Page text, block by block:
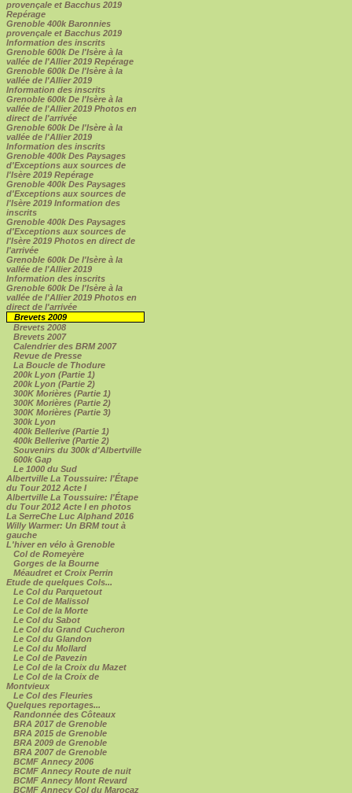
provençale et Bacchus 2019
Repérage
Grenoble 400k Baronnies
provençale et Bacchus 2019
Information des inscrits
Grenoble 600k De l'Isère à la
vallée de l'Allier 2019 Repérage
Grenoble 600k De l'Isère à la
vallée de l'Allier 2019
Information des inscrits
Grenoble 600k De l'Isère à la
vallée de l'Allier 2019 Photos en
direct de l'arrivée
Grenoble 600k De l'Isère à la
vallée de l'Allier 2019
Information des inscrits
Grenoble 400k Des Paysages
d'Exceptions aux sources de
l'Isère 2019 Repérage
Grenoble 400k Des Paysages
d'Exceptions aux sources de
l'Isère 2019 Information des
inscrits
Grenoble 400k Des Paysages
d'Exceptions aux sources de
l'Isère 2019 Photos en direct de
l'arrivée
Grenoble 600k De l'Isère à la
vallée de l'Allier 2019
Information des inscrits
Grenoble 600k De l'Isère à la
vallée de l'Allier 2019 Photos en
direct de l'arrivée
Brevets 2009
Brevets 2008
Brevets 2007
Calendrier des BRM 2007
Revue de Presse
La Boucle de Thodure
200k Lyon (Partie 1)
200k Lyon (Partie 2)
300K Morières (Partie 1)
300K Morières (Partie 2)
300K Morières (Partie 3)
300k Lyon
400k Bellerive (Partie 1)
400k Bellerive (Partie 2)
Souvenirs du 300k d'Albertville
600k Gap
Le 1000 du Sud
Albertville La Toussuire: l'Étape
du Tour 2012 Acte I
Albertville La Toussuire: l'Étape
du Tour 2012 Acte I en photos
La SerreChe Luc Alphand 2016
Willy Warmer: Un BRM tout à
gauche
L'hiver en vélo à Grenoble
Col de Romeyère
Gorges de la Bourne
Méaudret et Croix Perrin
Etude de quelques Cols...
Le Col du Parquetout
Le Col de Malissol
Le Col de la Morte
Le Col du Sabot
Le Col du Grand Cucheron
Le Col du Glandon
Le Col du Mollard
Le Col de Pavezin
Le Col de la Croix du Mazet
Le Col de la Croix de
Montvieux
Le Col des Fleuries
Quelques reportages...
Randonnée des Côteaux
BRA 2017 de Grenoble
BRA 2015 de Grenoble
BRA 2009 de Grenoble
BRA 2007 de Grenoble
BCMF Annecy 2006
BCMF Annecy Route de nuit
BCMF Annecy Mont Revard
BCMF Annecy Col du Marocaz